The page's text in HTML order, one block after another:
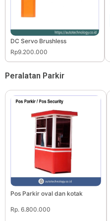
DC Servo Brushless
Rp9.200.000
Peralatan Parkir
Pos Parkir oval dan kotak
Rp. 6.800.000